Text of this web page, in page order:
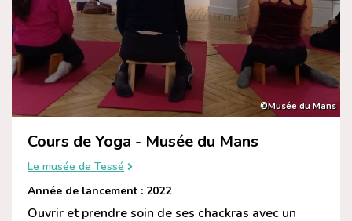
©Musée du Mans
Cours de Yoga - Musée du Mans
Le musée de Tessé
Année de lancement : 2022
Ouvrir et prendre soin de ses chackras avec un